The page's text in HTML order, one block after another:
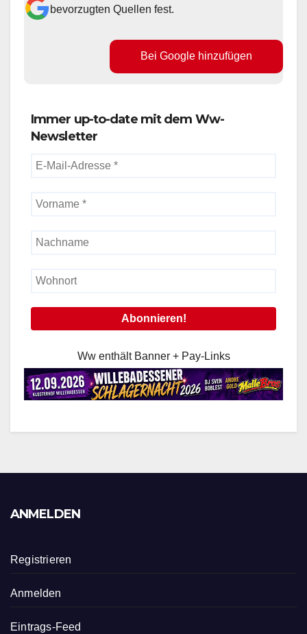
bevorzugten Quellen fest.
Bei Google hinzufügen
Immer up-to-date mit dem Ww-
Newsletter
Ww enthält Banner + Pay-Links
ANMELDEN
Registrieren
Anmelden
Eintrags-Feed